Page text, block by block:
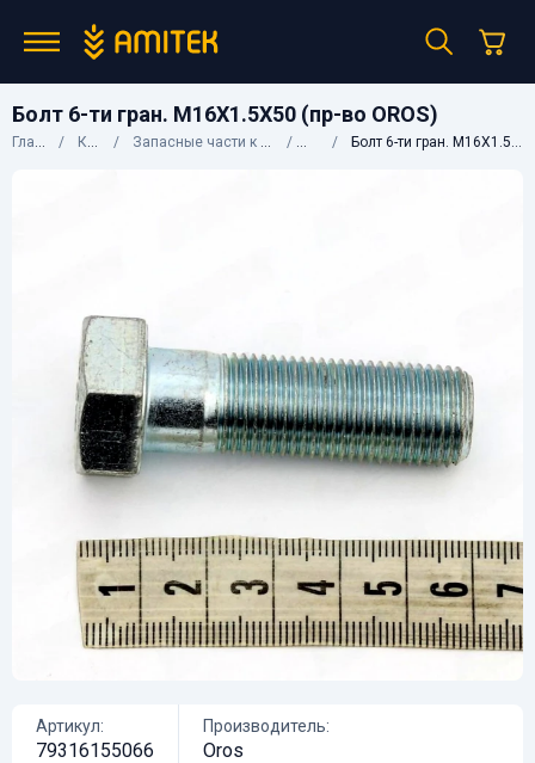
Болт 6-ти гран. M16X1.5X50 (пр-во OROS)
Главная Каталог Запасные части к сельхозтехнике OROS Болт 6-ти гран. M16X1.5X50 (пр-во OROS)
Артикул:
79316155066
Производитель:
Oros